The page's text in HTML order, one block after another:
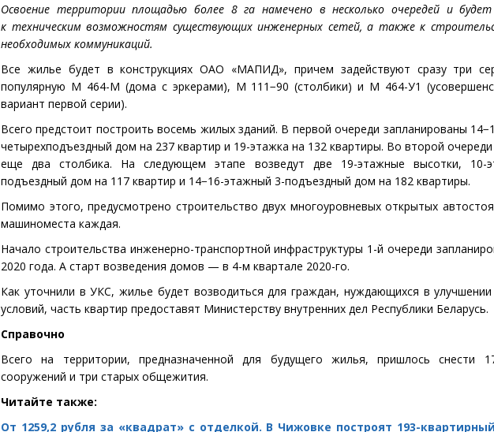
Освоение территории площадью более 8 га намечено в несколько очередей и будет
к техническим возможностям существующих инженерных сетей, а также к
необходимых коммуникаций.
Все жилье будет в конструкциях ОАО «МАПИД», причем задействуют сразу три
популярную М 464-М (дома с эркерами), М 111−90 (столбики) и М 464-У1 (
вариант первой серии).
Всего предстоит построить восемь жилых зданий. В первой очереди запланированы
четырехподъездный дом на 237 квартир и 19-этажка на 132 квартиры. Во второй
еще два столбика. На следующем этапе возведут две 19-этажные высотки, 10-
подъездный дом на 117 квартир и 14−16-этажный 3-подъездный дом на 182 квартиры.
Помимо этого, предусмотрено строительство двух многоуровневых открытых
машиноместа каждая.
Начало строительства инженерно-транспортной инфраструктуры 1-й очереди
2020 года. А старт возведения домов — в 4-м квартале 2020-го.
Как уточнили в УКС, жилье будет возводиться для граждан, нуждающихся в
условий, часть квартир предоставят Министерству внутренних дел Республики Беларусь.
Справочно
Всего на территории, предназначенной для будущего жилья, пришлось снести
сооружений и три старых общежития.
Читайте также:
От 1259,2 рубля за «квадрат» с отделкой. В Чижовке построят 193-